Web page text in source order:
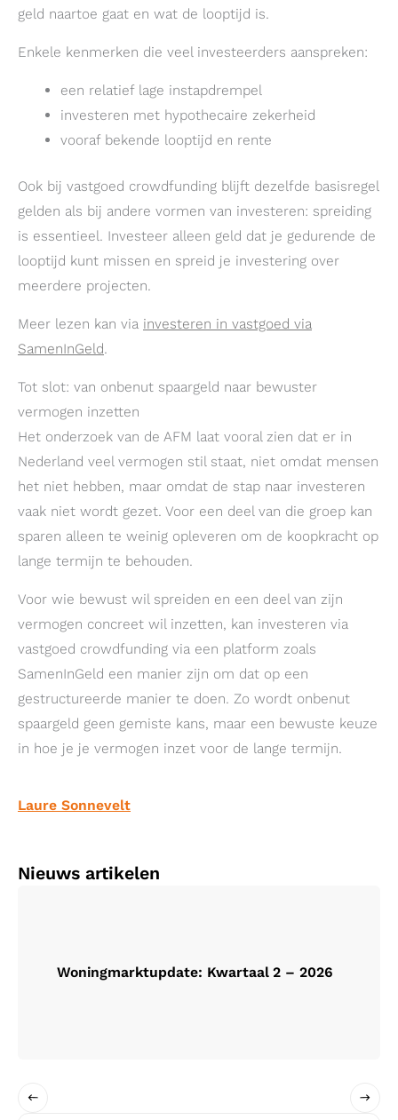
geld naartoe gaat en wat de looptijd is.
Enkele kenmerken die veel investeerders aanspreken:
een relatief lage instapdrempel
investeren met hypothecaire zekerheid
vooraf bekende looptijd en rente
Ook bij vastgoed crowdfunding blijft dezelfde basisregel
gelden als bij andere vormen van investeren: spreiding
is essentieel. Investeer alleen geld dat je gedurende de
looptijd kunt missen en spreid je investering over
meerdere projecten.
Meer lezen kan via investeren in vastgoed via
SamenInGeld.
Tot slot: van onbenut spaargeld naar bewuster
vermogen inzetten
Het onderzoek van de AFM laat vooral zien dat er in
Nederland veel vermogen stil staat, niet omdat mensen
het niet hebben, maar omdat de stap naar investeren
vaak niet wordt gezet. Voor een deel van die groep kan
sparen alleen te weinig opleveren om de koopkracht op
lange termijn te behouden.
Voor wie bewust wil spreiden en een deel van zijn
vermogen concreet wil inzetten, kan investeren via
vastgoed crowdfunding via een platform zoals
SamenInGeld een manier zijn om dat op een
gestructureerde manier te doen. Zo wordt onbenut
spaargeld geen gemiste kans, maar een bewuste keuze
in hoe je je vermogen inzet voor de lange termijn.
Laure Sonnevelt
Nieuws artikelen
Woningmarktupdate: Kwartaal 2 – 2026